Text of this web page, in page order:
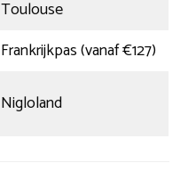
Toulouse
Frankrijkpas (vanaf €127)
Nigloland